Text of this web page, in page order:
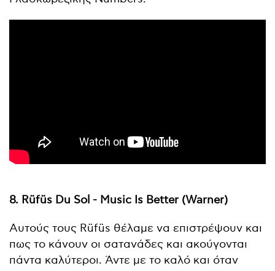
8. Rüfüs Du Sol - Music Is Better (Warner)
Αυτούς τους Rüfüs θέλαμε να επιστρέψουν και
πως το κάνουν οι σατανάδες και ακούγονται
πάντα καλύτεροι. Άντε με το καλό και όταν